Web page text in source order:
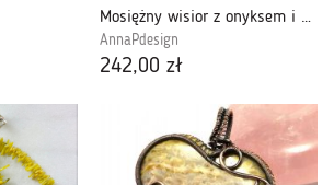
Mosiężny wisior z onyksem i kyanitem
AnnaPdesign
242,00 zł